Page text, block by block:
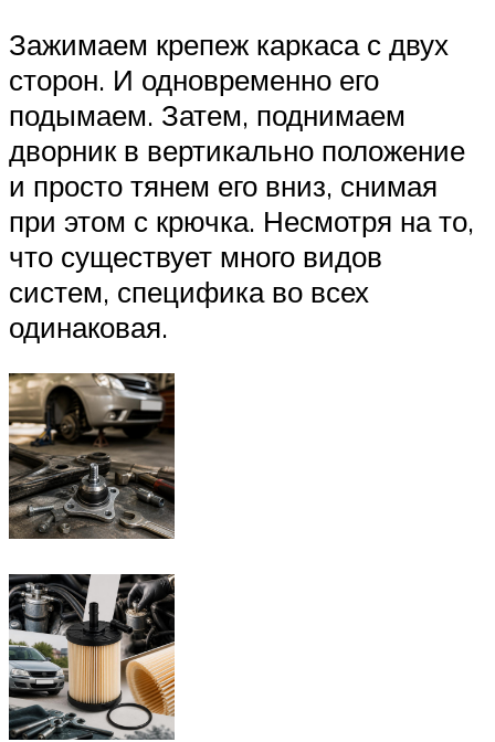
Зажимаем крепеж каркаса с двух
сторон. И одновременно его
подымаем. Затем, поднимаем
дворник в вертикально положение
и просто тянем его вниз, снимая
при этом с крючка. Несмотря на то,
что существует много видов
систем, специфика во всех
одинаковая.